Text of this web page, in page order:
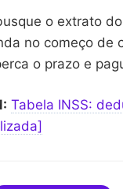
o extrato
no começo de
o prazo e
Tabela INSS: